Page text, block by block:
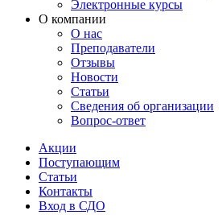
Электронные курсы
О компании
О нас
Преподаватели
Отзывы
Новости
Статьи
Сведения об организации
Вопрос-ответ
Акции
Поступающим
Статьи
Контакты
Вход в СДО